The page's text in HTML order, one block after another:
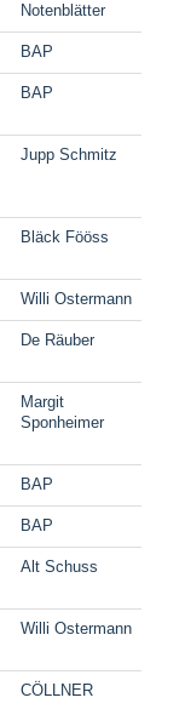
Notenblätter
BAP
BAP
Jupp Schmitz
Bläck Fööss
Willi Ostermann
De Räuber
Margit
Sponheimer
BAP
BAP
Alt Schuss
Willi Ostermann
CÖLLNER